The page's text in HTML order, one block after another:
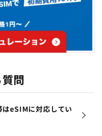
問
eSIMに対応してい